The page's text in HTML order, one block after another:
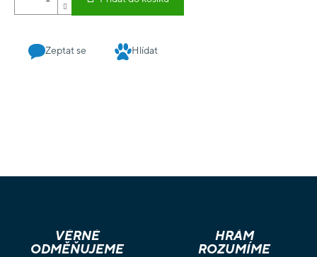
Zeptat se Hlídat
VĚRNÉ
ODMĚŇUJEME
HRÁM
ROZUMÍME